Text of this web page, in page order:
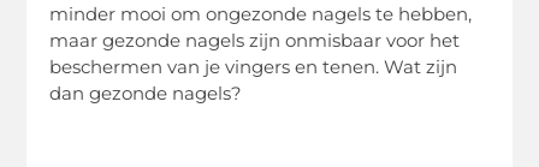
minder mooi om ongezonde nagels te hebben,
maar gezonde nagels zijn onmisbaar voor het
beschermen van je vingers en tenen. Wat zijn
dan gezonde nagels?